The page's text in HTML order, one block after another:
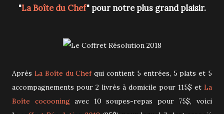
"La Boîte du Chef" pour notre plus grand plaisir.
Après La Boîte du Chefqui contient 5 entrées, 5 plats et 5
accompagnements pour 2 livrés à domicile pour 115$ et La
Boîte cocooningavec 10 soupes-repas pour 75$, voici